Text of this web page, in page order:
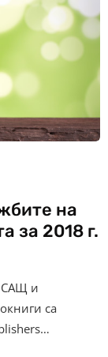
на
за 2018 г.
САЩ и
са